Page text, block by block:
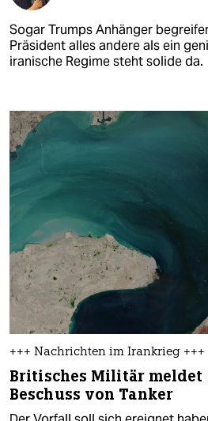
Sogar Trumps Anhänger
Präsident alles andere als ein
iranische Regime steht solide da.
+++ Nachrichten im Irankrieg +++
Britisches Militär meldet
Beschuss von Tanker